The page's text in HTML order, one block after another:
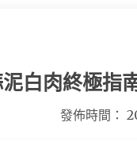
白肉終極指
發佈時間：